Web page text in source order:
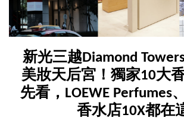
新光三越Diamond
美妝天后宮！獨家10大
先看，LOEWE Perfumes
香水店10X都在